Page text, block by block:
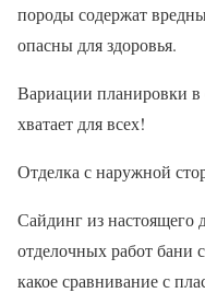
породы содержат
опасны для здоровья.
Вариации планировки в
хватает для всех!
Отделка с наружной
Сайдинг из настоящего
отделочных работ бани
какое сравнивание с